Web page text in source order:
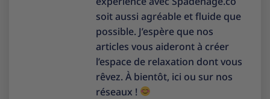
soit aussi agréable et fluide que
possible. J’espère que nos
articles vous aideront à créer
l’espace de relaxation dont vous
rêvez. À bientôt, ici ou sur nos
réseaux !